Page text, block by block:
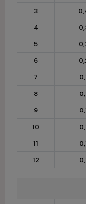
3
4
5
6
7
8
9
10
11
12